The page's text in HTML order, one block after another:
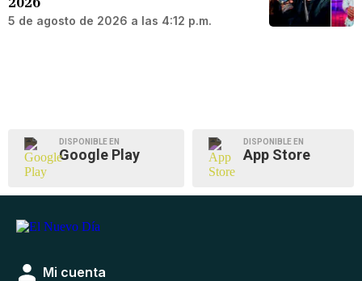
5 de agosto de 2026 a las 4:12 p.m.
DISPONIBLE EN
Google Play
DISPONIBLE EN
App Store
Mi cuenta